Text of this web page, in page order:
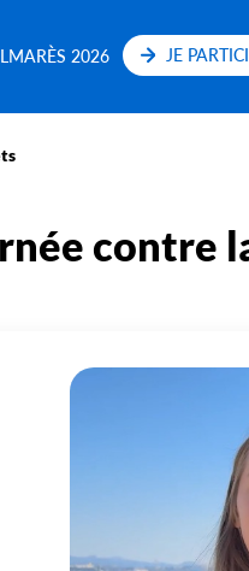
2026 JE
contre